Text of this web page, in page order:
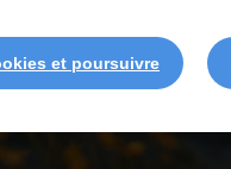
et poursuivre